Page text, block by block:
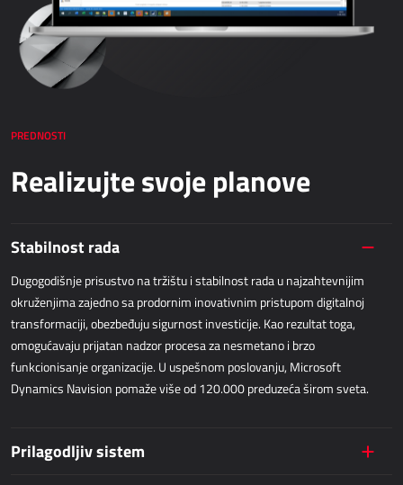
NABAVKA
Dynamics 365 Business Central
Kepion
TERENSKI RAD
AllForFieldSales
Dynamics 365 Field Service
AllForUtility
PREDNOSTI
Realizujte svoje planove
Stabilnost rada
Dugogodišnje prisustvo na tržištu i stabilnost rada u najzahtevnijim
okruženjima zajedno sa prodornim inovativnim pristupom digitalnoj
transformaciji, obezbeđuju sigurnost investicije. Kao rezultat toga,
omogućavaju prijatan nadzor procesa za nesmetano i brzo
funkcionisanje organizacije. U uspešnom poslovanju, Microsoft
Dynamics Navision pomaže više od 120.000 preduzeća širom sveta.
Prilagodljiv sistem